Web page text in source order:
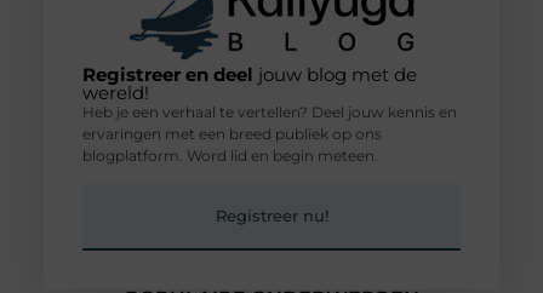
Registreer en deel jouw blog met de
wereld!
Heb je een verhaal te vertellen? Deel jouw kennis en
ervaringen met een breed publiek op ons
blogplatform. Word lid en begin meteen.
Registreer nu!